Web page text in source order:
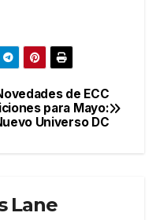
de ECC
para Mayo:
Universo DC
Lane